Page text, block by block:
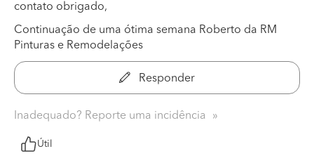
contato obrigado,
Continuação de uma ótima semana Roberto da RM
Pinturas e Remodelações
Responder
Inadequado? Reporte uma incidência
Útil